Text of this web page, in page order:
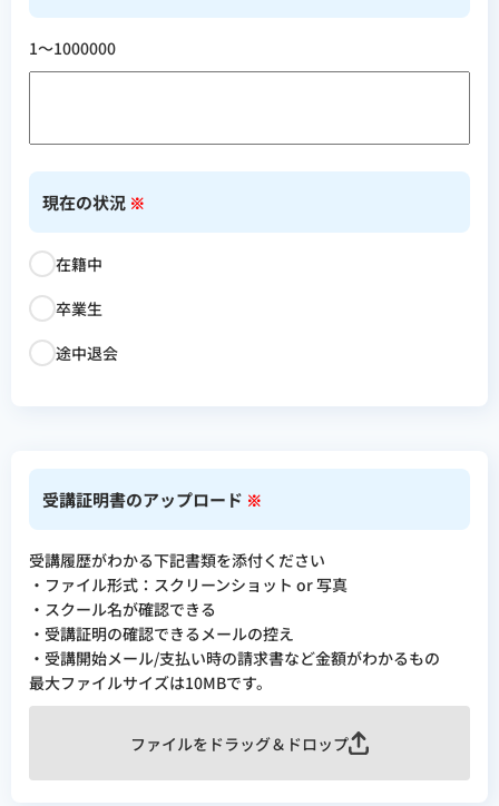
1〜1000000
現在の状況 ※
在籍中
卒業生
途中退会
受講証明書のアップロード ※
受講履歴がわかる下記書類を添付ください
・ファイル形式：スクリーンショット or 写真
・スクール名が確認できる
・受講証明の確認できるメールの控え
・受講開始メール/支払い時の請求書など金額がわかるもの
最大ファイルサイズは10MBです。
ファイルをドラッグ＆ドロップ